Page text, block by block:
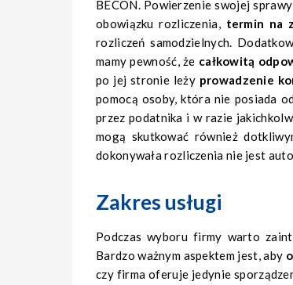
BECON. Powierzenie swojej
obowiązku rozliczenia, termin na
rozliczeń samodzielnych.
mamy pewność, że całkowitą
po jej stronie leży prowadzenie
pomocą osoby, która nie posiada
przez podatnika i w razie
mogą skutkować również
dokonywała rozliczenia nie jest
Zakres usługi
Podczas wyboru firmy warto
Bardzo ważnym aspektem jest, aby
czy firma oferuje jedynie